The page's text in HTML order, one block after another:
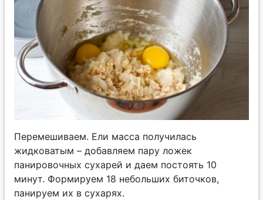
Перемешиваем. Ели масса получилась
жидковатым – добавляем пару ложек
панировочных сухарей и даем постоять 10
минут. Формируем 18 небольших биточков,
панируем их в сухарях.